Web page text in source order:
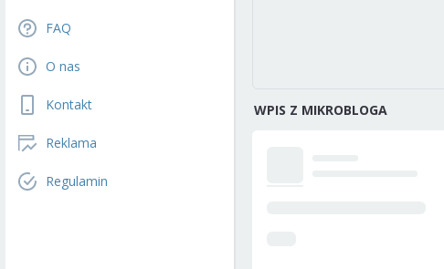
FAQ
O nas
Kontakt
Reklama
Regulamin
WPIS Z MIKROBLOGA